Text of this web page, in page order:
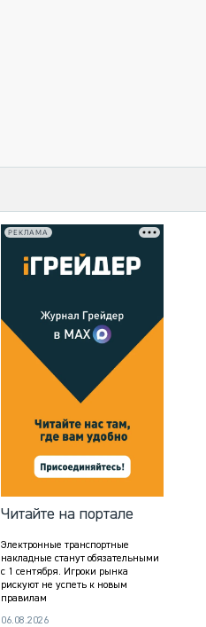
РЕКЛАМА
Читайте на портале
Электронные транспортные
накладные станут обязательными
с 1 сентября. Игроки рынка
рискуют не успеть к новым
правилам
06.08.2026